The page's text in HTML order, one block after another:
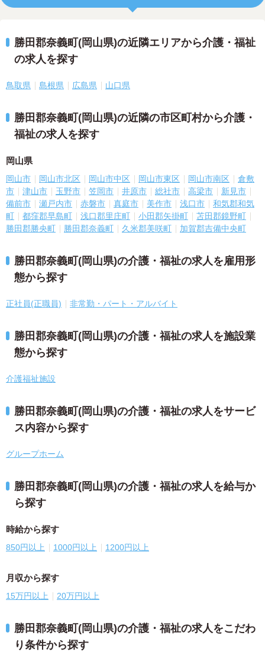
勝田郡奈義町(岡山県)の近隣エリアから介護・福祉
の求人を探す
鳥取県 島根県 広島県 山口県
勝田郡奈義町(岡山県)の近隣の市区町村から介護・
福祉の求人を探す
岡山県
岡山市 岡山市北区 岡山市中区 岡山市東区 岡山市南区
倉敷
市
津山市 玉野市 笠岡市 井原市 総社市 高梁市
新見市
備前市
瀬戸内市 赤磐市 真庭市 美作市 浅口市
和気郡和気
町
都窪郡早島町 浅口郡里庄町 小田郡矢掛町
苫田郡鏡野町
勝田郡勝央町
勝田郡奈義町 久米郡美咲町 加賀郡吉備中央町
勝田郡奈義町(岡山県)の介護・福祉の求人を雇用形
態から探す
正社員(正職員) 非常勤・パート・アルバイト
勝田郡奈義町(岡山県)の介護・福祉の求人を施設業
態から探す
介護福祉施設
勝田郡奈義町(岡山県)の介護・福祉の求人をサービ
ス内容から探す
グループホーム
勝田郡奈義町(岡山県)の介護・福祉の求人を給与か
ら探す
時給から探す
850円以上 1000円以上 1200円以上
月収から探す
15万円以上 20万円以上
勝田郡奈義町(岡山県)の介護・福祉の求人をこだわ
り条件から探す